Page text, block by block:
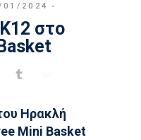
01/2024
στο
Ηρακλή
Mini Basket